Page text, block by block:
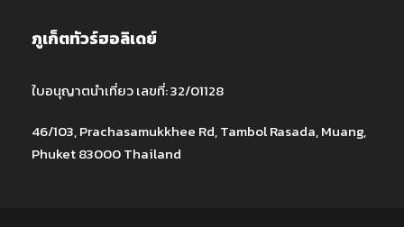
ภูเก็ตทัวร์ฮอลิเดย์
ใบอนุญาตนำเที่ยว เลขที่: 32/01128
46/103, Prachasamukkhee Rd, Tambol Rasada, Muang,
Phuket 83000 Thailand